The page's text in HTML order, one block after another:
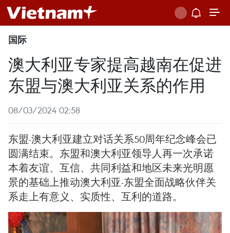
国际
澳大利亚专家提高越南在促进
东盟与澳大利亚关系的作用
08/03/2024 02:58
东盟-澳大利亚建立对话关系50周年纪念峰会已
圆满结束。东盟和澳大利亚领导人再一次承诺
本着友谊、互信、共同利益和地区未来光明愿
景的基础上推动澳大利亚-东盟全面战略伙伴关
系走上有意义、实质性、互利的道路。